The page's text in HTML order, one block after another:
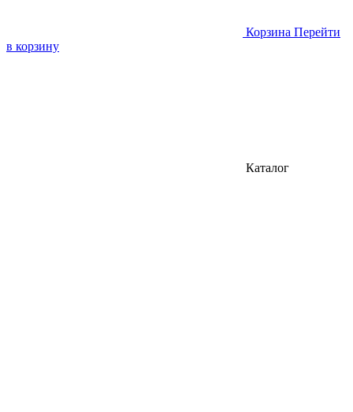
Корзина Перейти
в корзину
Каталог